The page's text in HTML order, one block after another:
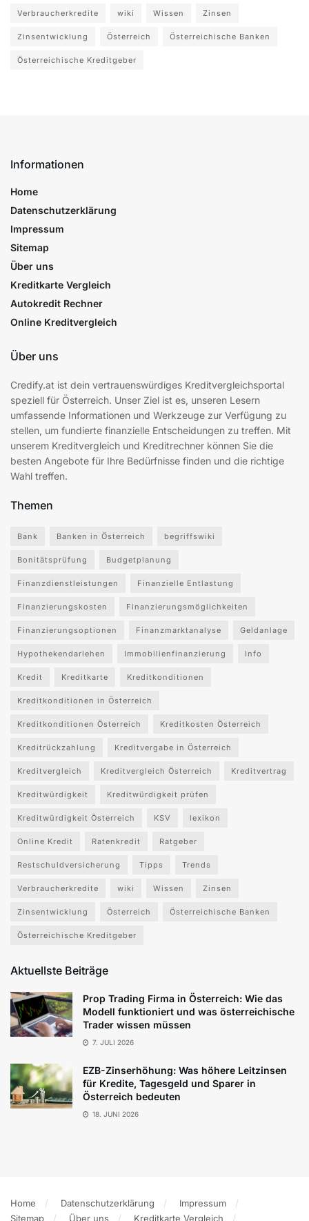
Verbraucherkredite wiki Wissen Zinsen
Zinsentwicklung Österreich Österreichische Banken
Österreichische Kreditgeber
Informationen
Home
Datenschutzerklärung
Impressum
Sitemap
Über uns
Kreditkarte Vergleich
Autokredit Rechner
Online Kreditvergleich
Über uns
Credify.at ist dein vertrauenswürdiges Kreditvergleichsportal
speziell für Österreich. Unser Ziel ist es, unseren Lesern
umfassende Informationen und Werkzeuge zur Verfügung zu
stellen, um fundierte finanzielle Entscheidungen zu treffen. Mit
unserem Kreditvergleich und Kreditrechner können Sie die
besten Angebote für Ihre Bedürfnisse finden und die richtige
Wahl treffen.
Themen
Bank Banken in Österreich begriffswiki
Bonitätsprüfung Budgetplanung
Finanzdienstleistungen Finanzielle Entlastung
Finanzierungskosten Finanzierungsmöglichkeiten
Finanzierungsoptionen Finanzmarktanalyse Geldanlage
Hypothekendarlehen Immobilienfinanzierung Info
Kredit Kreditkarte Kreditkonditionen
Kreditkonditionen in Österreich
Kreditkonditionen Österreich Kreditkosten Österreich
Kreditrückzahlung Kreditvergabe in Österreich
Kreditvergleich Kreditvergleich Österreich Kreditvertrag
Kreditwürdigkeit Kreditwürdigkeit prüfen
Kreditwürdigkeit Österreich KSV lexikon
Online Kredit Ratenkredit Ratgeber
Restschuldversicherung Tipps Trends
Verbraucherkredite wiki Wissen Zinsen
Zinsentwicklung Österreich Österreichische Banken
Österreichische Kreditgeber
Aktuellste Beiträge
Prop Trading Firma in Österreich: Wie das
Modell funktioniert und was österreichische
Trader wissen müssen
7. JULI 2026
EZB-Zinserhöhung: Was höhere Leitzinsen
für Kredite, Tagesgeld und Sparer in
Österreich bedeuten
18. JUNI 2026
Home Datenschutzerklärung
Impressum
Sitemap
Über uns Kreditkarte Vergleich